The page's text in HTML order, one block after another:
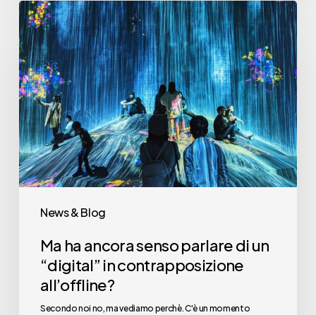
News & Blog
Ma
ha
ancora
senso
parlare
di
un
“digital”
in
all’offline?
Ma ha ancora senso parlare di un
“digital” in contrapposizione
all’offline?
Secondo noi no, ma vediamo perchè. C'è un momento